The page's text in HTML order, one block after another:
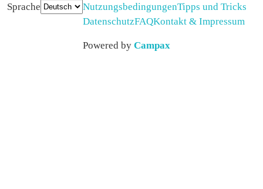
Sprache NutzungsbedingungenTipps und Tricks
DatenschutzFAQKontakt & Impressum
Powered by Campax